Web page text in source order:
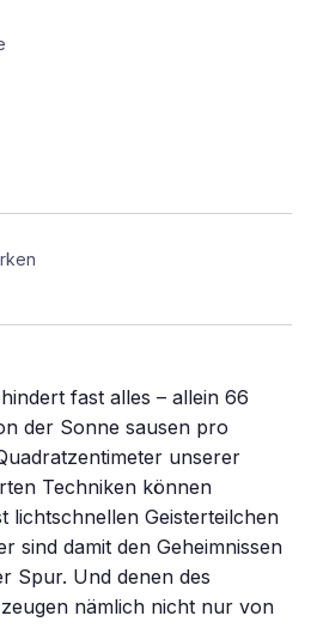
fast alles – allein 66
der Sonne sausen pro
unserer
Techniken können
lichtschnellen Geisterteilchen
sind damit den Geheimnissen
Spur. Und denen des
nämlich nicht nur von